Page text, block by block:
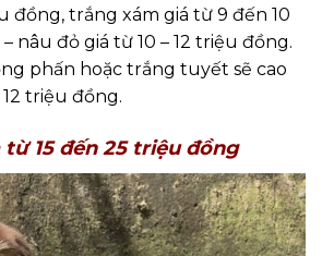
đồng, trắng xám giá từ 9 đến 10
nâu đỏ giá từ 10 – 12 triệu đồng.
phấn hoặc trắng tuyết sẽ cao
triệu đồng.
từ 15 đến 25 triệu đồng